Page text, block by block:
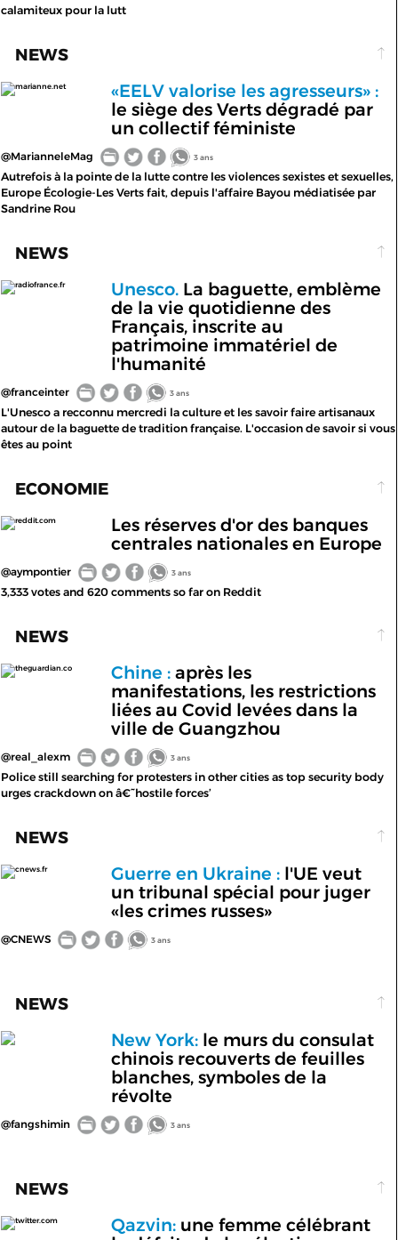
calamiteux pour la lutt
NEWS
marianne.net
«EELV valorise les agresseurs» :
le siège des Verts dégradé par
un collectif féministe
@MarianneleMag 3 ans
Autrefois à la pointe de la lutte contre les violences sexistes et sexuelles,
Europe Écologie-Les Verts fait, depuis l'affaire Bayou médiatisée par
Sandrine Rou
NEWS
radiofrance.fr Unesco.La baguette, emblème
de la vie quotidienne des
Français, inscrite au
patrimoine immatériel de
l'humanité
@franceinter 3 ans
L'Unesco a recconnu mercredi la culture et les savoir faire artisanaux
autour de la baguette de tradition française. L'occasion de savoir si vous
êtes au point
ECONOMIE
reddit.com
Les réserves d'or des banques
centrales nationales en Europe
@aympontier 3 ans
3,333 votes and 620 comments so far on Reddit
NEWS
theguardian.co Chine :après les
manifestations, les restrictions
liées au Covid levées dans la
ville de Guangzhou
@real_alexm 3 ans
Police still searching for protesters in other cities as top security body
urges crackdown on â€˜hostile forces’
NEWS
cnews.fr Guerre en Ukraine :l'UE veut
un tribunal spécial pour juger
«les crimes russes»
@CNEWS 3 ans
NEWS
New York:le murs du consulat
chinois recouverts de feuilles
blanches, symboles de la
révolte
@fangshimin 3 ans
NEWS
twitter.com Qazvin:une femme célébrant